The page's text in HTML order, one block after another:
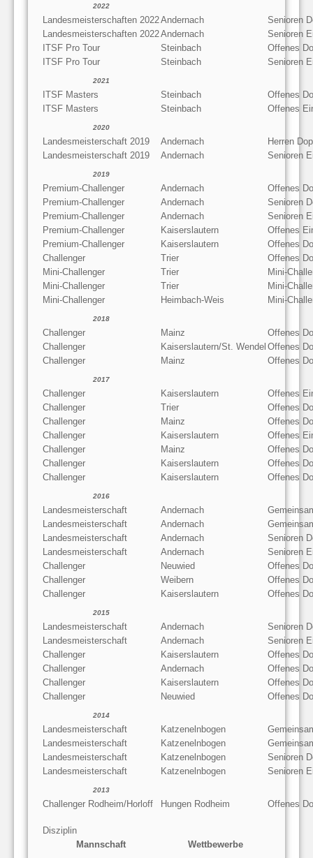
2022
Landesmeisterschaften 2022Andernach
Senioren
Landesmeisterschaften 2022Andernach
Senioren
ITSF Pro Tour
Steinbach
Offenes
ITSF Pro Tour
Steinbach Senioren
2021
ITSF Masters Steinbach
Offenes
ITSF Masters
Steinbach Offenes
2020
Landesmeisterschaft 2019 Andernach
Herren
Landesmeisterschaft 2019
Andernach Senioren
2019
Premium-Challenger Andernach
Offenes
Premium-Challenger
Andernach
Senioren
Premium-Challenger
Andernach
Senioren
Premium-Challenger
Kaiserslautern
Offenes
Premium-Challenger
Kaiserslautern
Offenes
Challenger
Trier
Offenes
Mini-Challenger
Trier
Mini-
Mini-Challenger
Trier
Mini-
Mini-Challenger
Heimbach-Weis Mini-
2018
Challenger Mainz
Offenes
Challenger
Kaiserslautern/St. Wendel Offenes
Challenger
Mainz Offenes
2017
Challenger Kaiserslautern
Offenes
Challenger
Trier
Offenes
Challenger
Mainz
Offenes
Challenger
Kaiserslautern
Offenes
Challenger
Mainz
Offenes
Challenger
Kaiserslautern
Offenes
Challenger
Kaiserslautern Offenes
2016
Landesmeisterschaft Andernach
Landesmeisterschaft
Andernach
Landesmeisterschaft
Andernach
Senioren
Landesmeisterschaft
Andernach
Senioren
Challenger
Neuwied
Offenes
Challenger
Weibern
Offenes
Challenger
Kaiserslautern Offenes
2015
Landesmeisterschaft Andernach
Senioren
Landesmeisterschaft
Andernach
Senioren
Challenger
Kaiserslautern
Offenes
Challenger
Andernach
Offenes
Challenger
Kaiserslautern
Offenes
Challenger
Neuwied Offenes
2014
Landesmeisterschaft Katzenelnbogen
Landesmeisterschaft
Katzenelnbogen
Landesmeisterschaft
Katzenelnbogen
Senioren
Landesmeisterschaft
Katzenelnbogen Senioren
2013
Challenger Rodheim/Horloff Hungen Rodheim Offenes
Disziplin
Mannschaft
Wettbewerbe